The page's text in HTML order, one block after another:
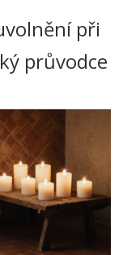
při
průvodce